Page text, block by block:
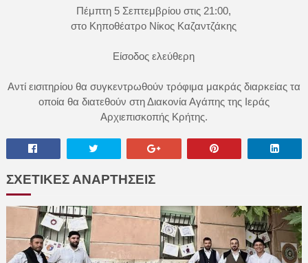
Πέμπτη 5 Σεπτεμβρίου στις 21:00,
στο Κηποθέατρο Νίκος Καζαντζάκης
Είσοδος ελεύθερη
Αντί εισιτηρίου θα συγκεντρωθούν τρόφιμα μακράς διαρκείας τα
οποία θα διατεθούν στη Διακονία Αγάπης της Ιεράς
Αρχιεπισκοπής Κρήτης.
ΣΧΕΤΙΚΕΣ ΑΝΑΡΤΗΣΕΙΣ